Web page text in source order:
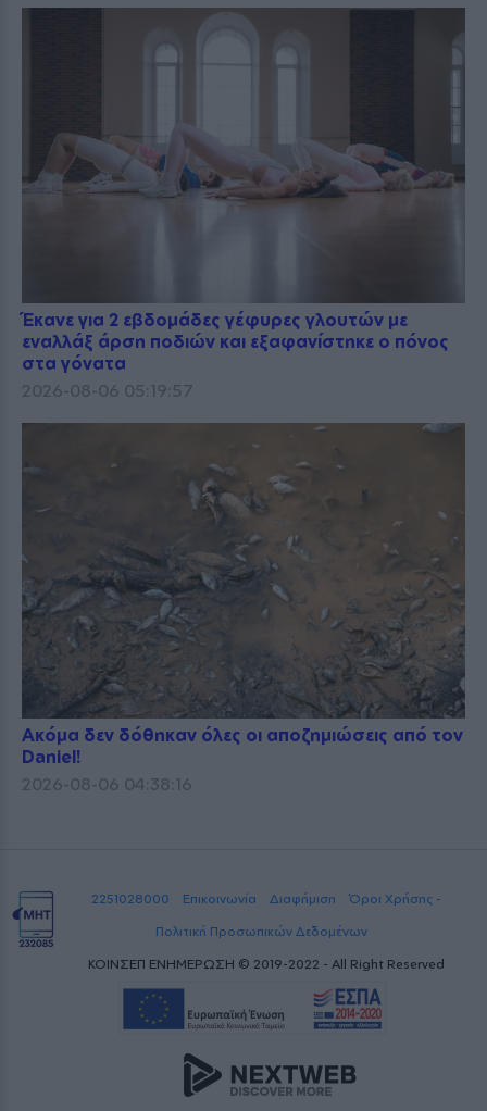
Έκανε για 2 εβδομάδες γέφυρες γλουτών με
εναλλάξ άρση ποδιών και εξαφανίστηκε ο πόνος
στα γόνατα
2026-08-06 05:19:57
Ακόμα δεν δόθηκαν όλες οι αποζημιώσεις από τον
Daniel!
2026-08-06 04:38:16
2251028000 Επικοινωνία Διαφήμιση
Όροι Χρήσης -
Πολιτική Προσωπικών Δεδομένων
ΚΟΙΝΣΕΠ ΕΝΗΜΕΡΩΣΗ © 2019-2022 - All Right Reserved